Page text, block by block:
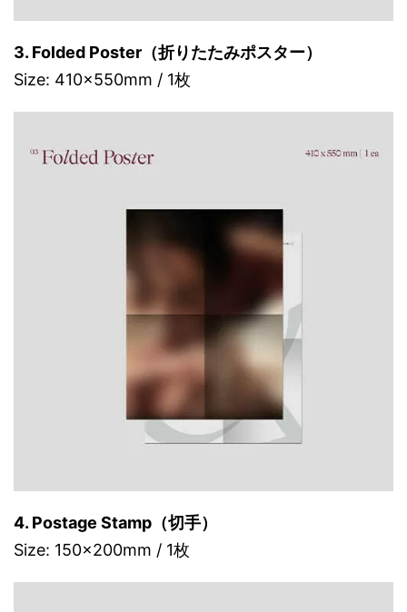
3. Folded Poster（折りたたみポスター）
Size: 410x550mm / 1枚
4. Postage Stamp（切手）
Size: 150x200mm / 1枚